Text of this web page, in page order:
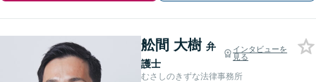
舩間 大樹 弁
護士
インタビューを
見る
むさしのきずな法律事務所